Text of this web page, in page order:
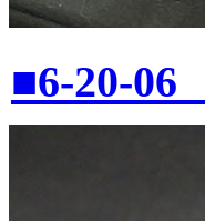
■6-20-